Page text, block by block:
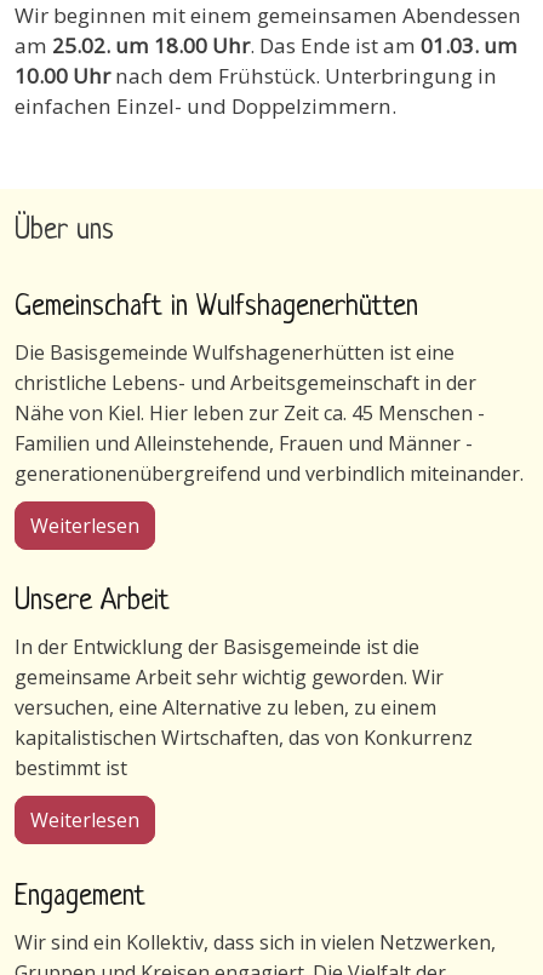
Wir beginnen mit einem gemeinsamen Abendessen
am 25.02. um 18.00 Uhr. Das Ende ist am 01.03. um
10.00 Uhrnach dem Frühstück. Unterbringung in
einfachen Einzel- und Doppelzimmern.
Über uns
Gemeinschaft in Wulfshagenerhütten
Die Basisgemeinde Wulfshagenerhütten ist eine
christliche Lebens- und Arbeitsgemeinschaft in der
Nähe von Kiel. Hier leben zur Zeit ca. 45 Menschen -
Familien und Alleinstehende, Frauen und Männer -
generationenübergreifend und verbindlich miteinander.
Weiterlesen
Unsere Arbeit
In der Entwicklung der Basisgemeinde ist die
gemeinsame Arbeit sehr wichtig geworden. Wir
versuchen, eine Alternative zu leben, zu einem
kapitalistischen Wirtschaften, das von Konkurrenz
bestimmt ist
Weiterlesen
Engagement
Wir sind ein Kollektiv, dass sich in vielen Netzwerken,